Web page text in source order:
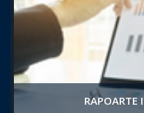
RAPOARTE